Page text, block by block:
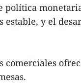
política
estable, y el
comerciales